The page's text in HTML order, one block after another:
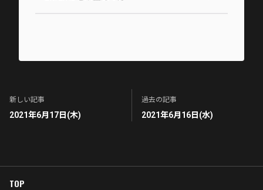
新しい記事
2021年6月17日(木)
過去の記事
2021年6月16日(水)
TOP